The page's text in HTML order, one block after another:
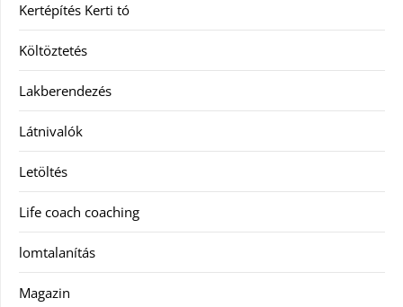
Kertépítés Kerti tó
Költöztetés
Lakberendezés
Látnivalók
Letöltés
Life coach coaching
lomtalanítás
Magazin